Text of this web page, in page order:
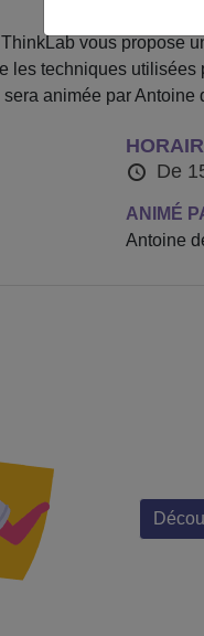
ThinkLab vous propose
les techniques
animée par
De
ANIMÉ
Antoine